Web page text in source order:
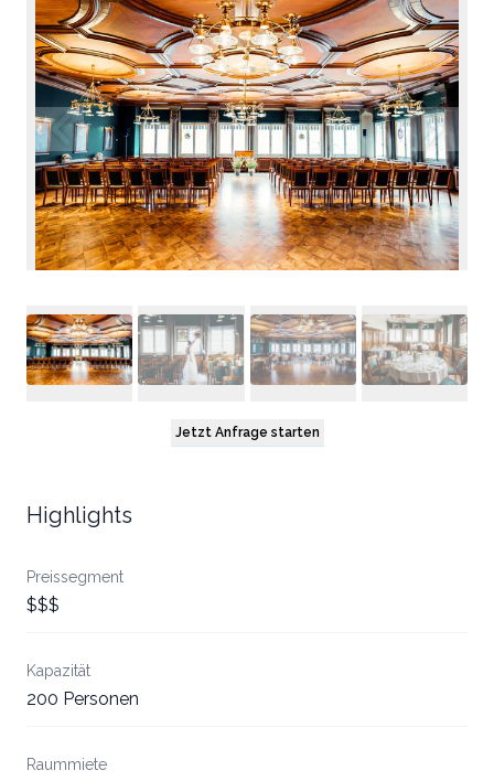
Jetzt Anfrage starten
Highlights
Preissegment
$$$
Kapazität
200 Personen
Raummiete